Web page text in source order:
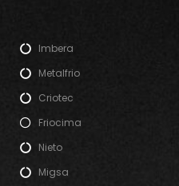
Imbera
Metalfrio
Criotec
Friocima
Nieto
Migsa